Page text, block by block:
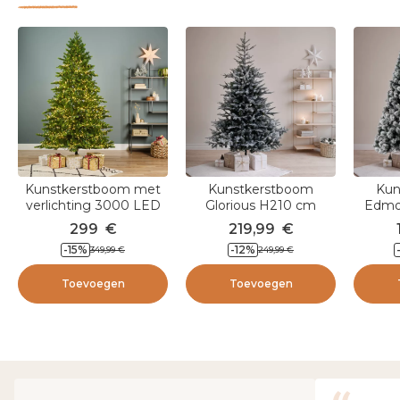
Kunstkerstboom met
verlichting 3000 LED
(H180 cm) Caucasia
Nordmann
Dennengroen
299 €
-15% 349,99 €
Toevoegen
Kunstkerstboom
Glorious H210 cm
besneeuwd groen
219,99 €
-12% 249,99 €
Toevoegen
-